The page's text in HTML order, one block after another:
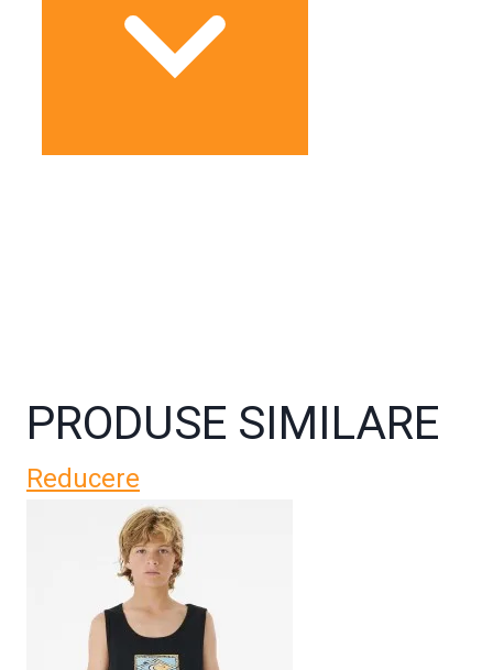
PRODUSE SIMILARE
Reducere